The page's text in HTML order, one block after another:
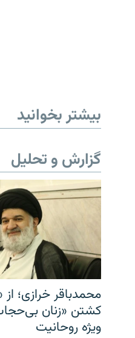
بیشتر بخوانید
گزارش و تحلیل
محمدباقر خرازی؛
کشتن «زنان
ویژه روحانیت